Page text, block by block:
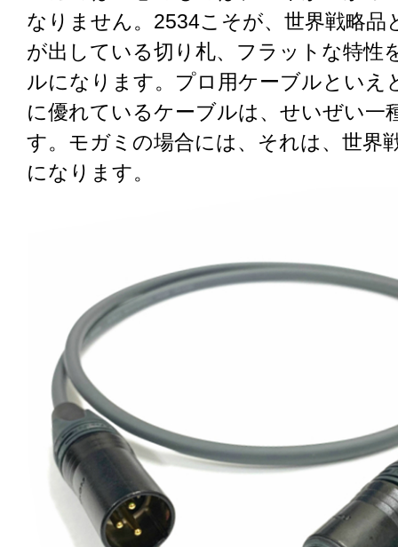
なりません。2534こそが、世界戦略品
が出している切り札、フラットな特性
ルになります。プロ用ケーブルといえ
に優れているケーブルは、せいぜい一
す。モガミの場合には、それは、世界
になります。